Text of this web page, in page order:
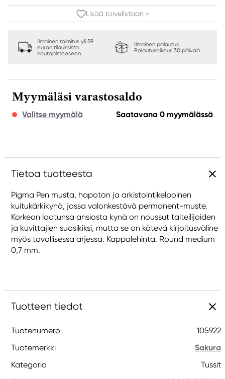
Lisää toivelistaan »
Ilmainen toimitus yli 59
euron tilauksista
noutopisteeseen.
Ilmainen palautus.
Palautusoikeus 30 päivää
Myymäläsi varastosaldo
Valitse myymälä Saatavana 0 myymälässä
Tietoa tuotteesta
Pigma Pen musta, hapoton ja arkistointikelpoinen
kuitukärkikynä, jossa valonkestävä permanent-muste.
Korkean laatunsa ansiosta kynä on noussut taiteilijoiden
ja kuvittajien suosikiksi, mutta se on kätevä kirjoitusväline
myös tavallisessa arjessa. Kappalehinta. Round medium
0,7 mm.
Tuotteen tiedot
Tuotenumero
105922
Tuotemerkki
Sakura
Kategoria
Tussit